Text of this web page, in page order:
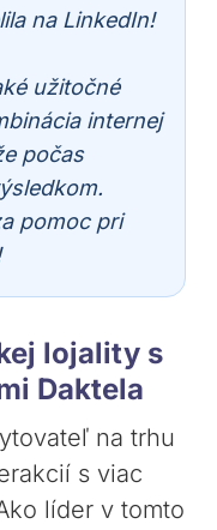
na LinkedIn!
užitočné
internej
počas
pomoc pri
lojality s
Daktela
na trhu
s viac
líder v tomto